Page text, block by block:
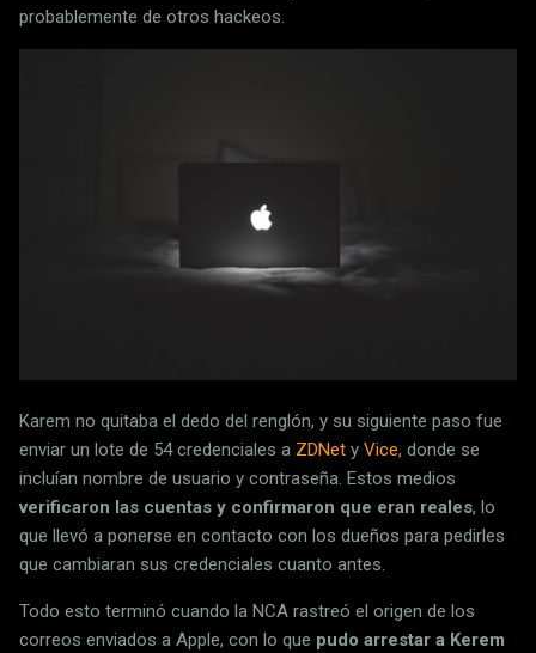
probablemente de otros hackeos.
Karem no quitaba el dedo del renglón, y su siguiente paso fue
enviar un lote de 54 credenciales a ZDNet y Vice, donde se
incluían nombre de usuario y contraseña. Estos medios
verificaron las cuentas y confirmaron que eran reales, lo
que llevó a ponerse en contacto con los dueños para pedirles
que cambiaran sus credenciales cuanto antes.
Todo esto terminó cuando la NCA rastreó el origen de los
correos enviados a Apple, con lo que pudo arrestar a Kerem